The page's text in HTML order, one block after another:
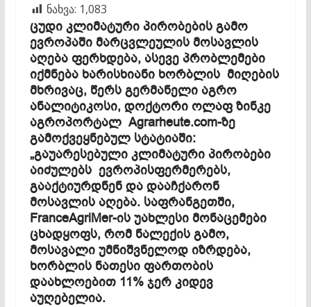
ნახვა: 1,083
ცუდი კლიმატური პირობების გამო
ევროპაში მარცვლეულის მოსავლის
აღება ფერხდება, ასევე პრობლემები
იქმნება ხარისხიანი ხორბლის მიღების
მხრივაც, წერს გერმანელი აგრო
ანალიტიკოსი, დოქტორი ოლაფ ზინკე
აგროპორტალAgrarheute.com-ზე
გამოქვეყნებულ სტატიაში:
„გაუარესებული კლიმატური პირობები
აიძულებს ევროპისფერმერებს,
გააქტიურდნენ და დააჩქარონ
მოსავლის აღება. საფრანგეთში,
FranceAgriMer-ის უახლესი მონაცემები
ცხადყოფს, რომ ნალექის გამო,
მოსავალი უმნიშვნელოდ იზრდება,
ხორბლის ნათესი ფართობის
დაახლოებით 11% ჯერ კიდევ
აუღებელია.